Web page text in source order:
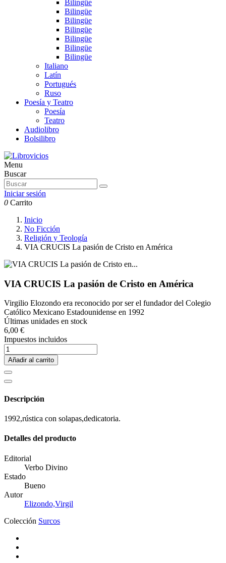
Bilingüe
Bilingüe
Bilingüe
Bilingüe
Bilingüe
Bilingüe
Bilingüe
Italiano
Latín
Portugués
Ruso
Poesía y Teatro
Poesía
Teatro
Audiolibro
Bolsilibro
Menu
Buscar
Iniciar sesión
0 Carrito
Inicio
No Ficción
Religión y Teología
VIA CRUCIS La pasión de Cristo en América
VIA CRUCIS La pasión de Cristo en América
Virgilio Elozondo era reconocido por ser el fundador del Colegio
Católico Mexicano Estadounidense en 1992
Últimas unidades en stock
6,00 €
Impuestos incluidos
Añadir al carrito
Descripción
1992,rústica con solapas,dedicatoria.
Detalles del producto
Editorial
Verbo Divino
Estado
Bueno
Autor
Elizondo,Virgil
Colección Surcos